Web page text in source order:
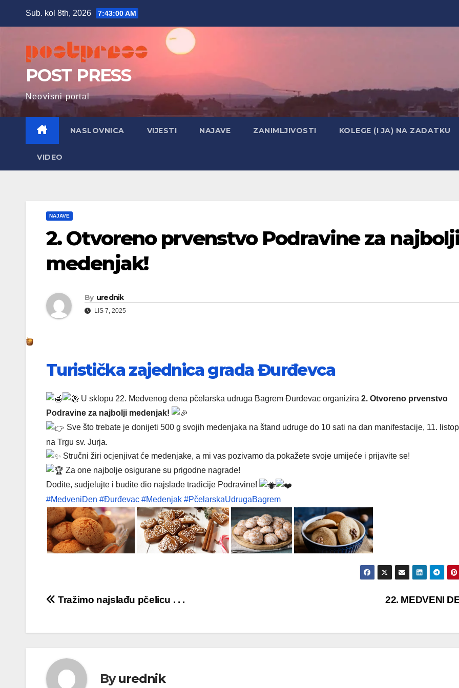
Sub. kol 8th, 2026 7:43:02 AM
POST PRESS
Neovisni portal
NASLOVNICA VIJESTI NAJAVE ZANIMLJIVOSTI KOLEGE (I JA) NA ZADATKU
VIDEO
NAJAVE
2. Otvoreno prvenstvo Podravine za
medenjak!
By urednik
LIS 7, 2025
Turistička zajednica grada Đurđevca
U sklopu 22. Medvenog dena pčelarska udruga Bagrem Đurđevac organizira 2. Otvoreno prvenstvo
Podravine za najbolji medenjak!
Sve što trebate je donijeti 500 g svojih medenjaka na štand udruge do 10 sati na dan manifestacije, 11.
na Trgu sv. Jurja.
Stručni žiri ocjenjivat će medenjake, a mi vas pozivamo da pokažete svoje umijeće i prijavite se!
Za one najbolje osigurane su prigodne nagrade!
Dođite, sudjelujte i budite dio najslađe tradicije Podravine!
#MedveniDen #Đurđevac #Medenjak #PčelarskaUdrugaBagrem
Navigacija
22. MEDVENI
Tražimo najslađu pčelicu . . .
Byurednik